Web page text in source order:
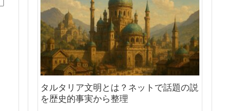
タルタリア文明とは？ネットで話題の説
を歴史的事実から整理